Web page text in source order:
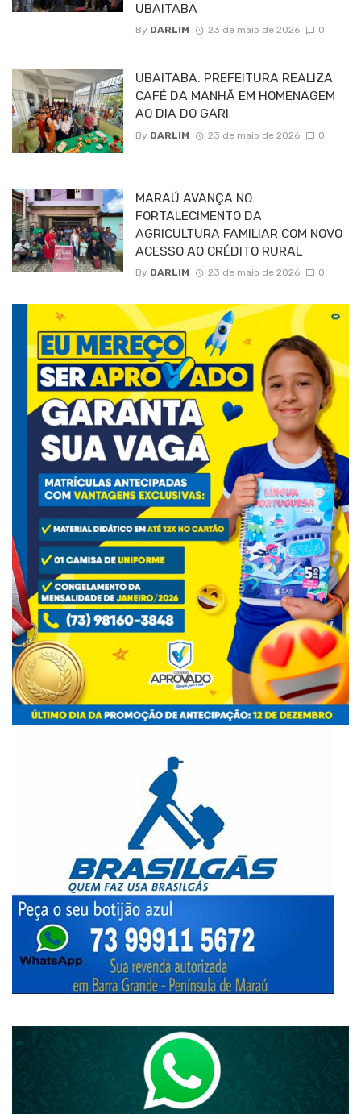
UBAITABA
By DARLIM 23 de maio de 2026 0
UBAITABA: PREFEITURA REALIZA
CAFÉ DA MANHÃ EM HOMENAGEM
AO DIA DO GARI
By DARLIM 23 de maio de 2026 0
MARAÚ AVANÇA NO
FORTALECIMENTO DA
AGRICULTURA FAMILIAR COM NOVO
ACESSO AO CRÉDITO RURAL
By DARLIM 23 de maio de 2026 0